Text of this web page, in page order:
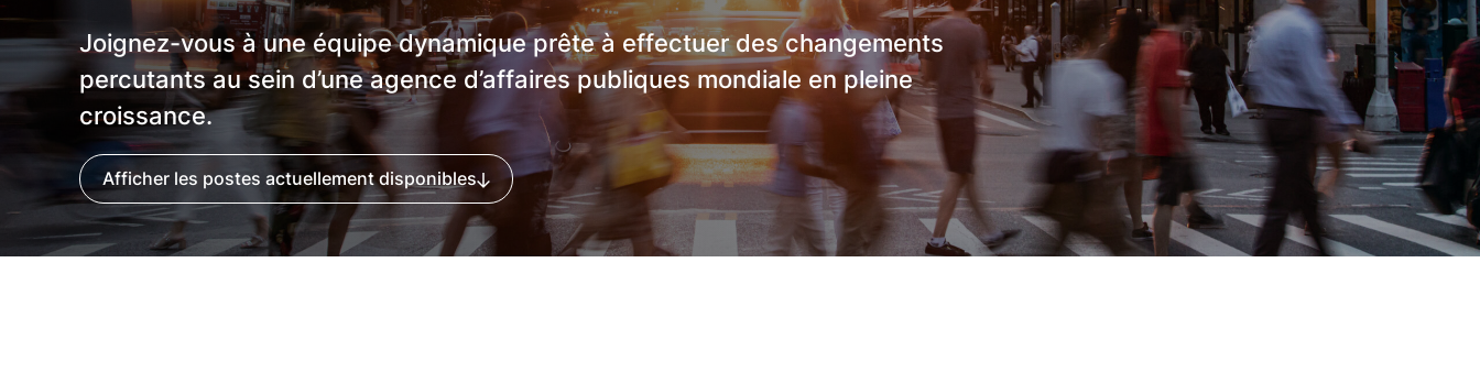
Joignez-vous à une équipe dynamique prête à effectuer des changements
percutants au sein d’une agence d’affaires publiques mondiale en pleine
croissance.
Afficher les postes actuellement disponibles